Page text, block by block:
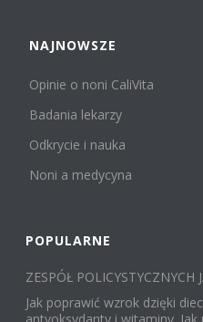
NAJNOWSZE
Opinie o noni CaliVita
Badania lekarzy
Odkrycie i nauka
Noni a medycyna
POPULARNE
ZESPÓŁ POLICYSTYCZNYCH
Jak poprawić wzrok dzięki